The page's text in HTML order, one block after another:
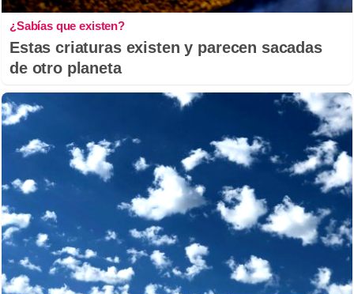
¿Sabías que existen?
Estas criaturas existen y parecen sacadas
de otro planeta